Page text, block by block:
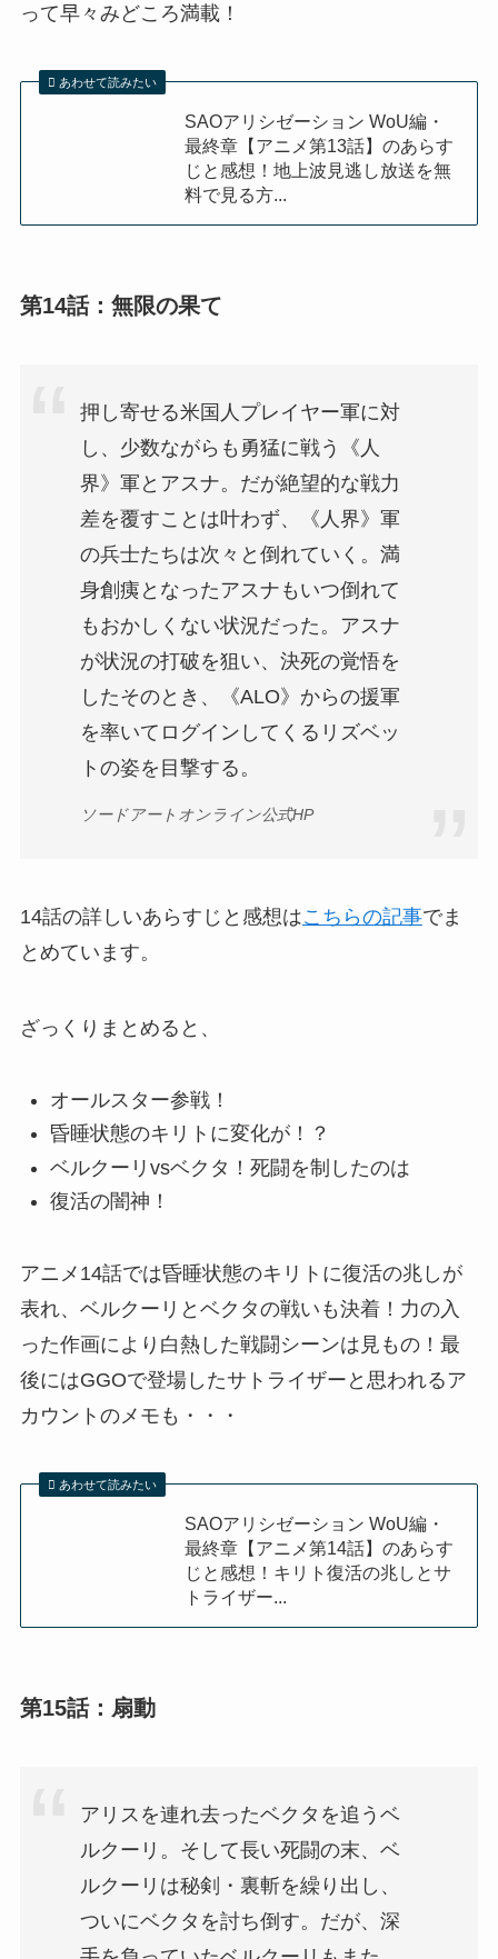
って早々みどころ満載！
あわせて読みたい
SAOアリシゼーション WoU編・
最終章【アニメ第13話】のあらす
じと感想！地上波見逃し放送を無
料で見る方...
第14話：無限の果て
押し寄せる米国人プレイヤー軍に対
し、少数ながらも勇猛に戦う《人
界》軍とアスナ。だが絶望的な戦力
差を覆すことは叶わず、《人界》軍
の兵士たちは次々と倒れていく。満
身創痍となったアスナもいつ倒れて
もおかしくない状況だった。アスナ
が状況の打破を狙い、決死の覚悟を
したそのとき、《ALO》からの援軍
を率いてログインしてくるリズベッ
トの姿を目撃する。
ソードアートオンライン公式HP
14話の詳しいあらすじと感想はこちらの記事でま
とめています。
ざっくりまとめると、
オールスター参戦！
昏睡状態のキリトに変化が！？
ベルクーリvsベクタ！死闘を制したのは
復活の闇神！
アニメ14話では昏睡状態のキリトに復活の兆しが
表れ、ベルクーリとベクタの戦いも決着！力の入
った作画により白熱した戦闘シーンは見もの！最
後にはGGOで登場したサトライザーと思われるア
カウントのメモも・・・
あわせて読みたい
SAOアリシゼーション WoU編・
最終章【アニメ第14話】のあらす
じと感想！キリト復活の兆しとサ
トライザー...
第15話：扇動
アリスを連れ去ったベクタを追うベ
ルクーリ。そして長い死闘の末、ベ
ルクーリは秘剣・裏斬を繰り出し、
ついにベクタを討ち倒す。だが、深